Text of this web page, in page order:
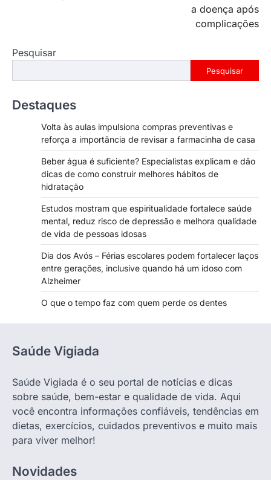
a doença após
complicações
Pesquisar
Pesquisar
Destaques
Volta às aulas impulsiona compras preventivas e
reforça a importância de revisar a farmacinha de casa
Beber água é suficiente? Especialistas explicam e dão
dicas de como construir melhores hábitos de
hidratação
Estudos mostram que espiritualidade fortalece saúde
mental, reduz risco de depressão e melhora qualidade
de vida de pessoas idosas
Dia dos Avós – Férias escolares podem fortalecer laços
entre gerações, inclusive quando há um idoso com
Alzheimer
O que o tempo faz com quem perde os dentes
Saúde Vigiada
Saúde Vigiada é o seu portal de notícias e dicas
sobre saúde, bem-estar e qualidade de vida. Aqui
você encontra informações confiáveis, tendências em
dietas, exercícios, cuidados preventivos e muito mais
para viver melhor!
Novidades